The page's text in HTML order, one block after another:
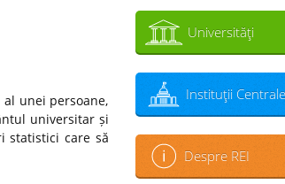
unei persoane,
universitar și
statistici care să
Universităţi
Instituţii Centrale
Despre REI